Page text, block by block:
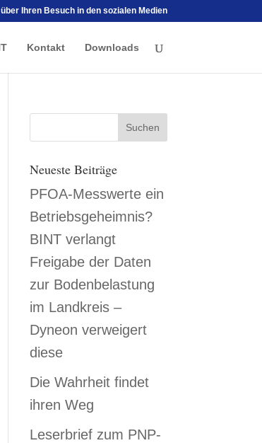
Ihren Besuch in den sozialen Medien
Kontakt Downloads
Neueste Beiträge
PFOA-Messwerte ein
Betriebsgeheimnis?
BINT verlangt
Freigabe der Daten
zur Bodenbelastung
im Landkreis –
Dyneon verweigert
diese
Die Wahrheit findet
ihren Weg
Leserbrief zum PNP-